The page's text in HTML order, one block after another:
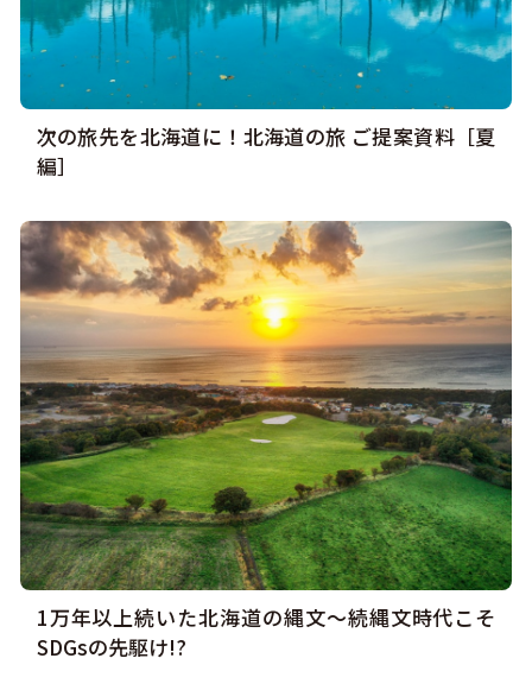
次の旅先を北海道に！北海道の旅 ご提案資料［夏
編］
1万年以上続いた北海道の縄文〜続縄文時代こそ
SDGsの先駆け!?